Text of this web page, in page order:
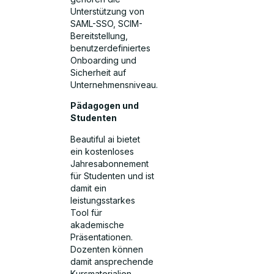
Unterstützung von
SAML-SSO, SCIM-
Bereitstellung,
benutzerdefiniertes
Onboarding und
Sicherheit auf
Unternehmensniveau.
Pädagogen und
Studenten
Beautiful ai bietet
ein kostenloses
Jahresabonnement
für Studenten und ist
damit ein
leistungsstarkes
Tool für
akademische
Präsentationen.
Dozenten können
damit ansprechende